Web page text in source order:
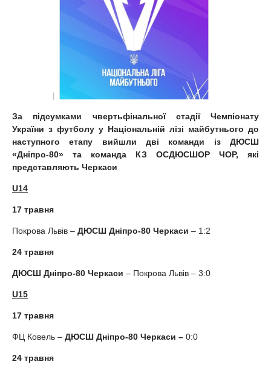
За підсумками чвертьфінальної стадії Чемпіонату
України з футболу у Національній лізі майбутнього до
наступного етапу вийшли дві команди із ДЮСШ
«Дніпро-80» та команда КЗ ОСДЮСШОР ЧОР, які
представляють Черкаси
U14
17 травня
Покрова Львів – ДЮСШ Дніпро-80 Черкаси – 1:2
24 травня
ДЮСШ Дніпро-80 Черкаси – Покрова Львів – 3:0
U15
17 травня
ФЦ Ковель – ДЮСШ Дніпро-80 Черкаси – 0:0
24 травня